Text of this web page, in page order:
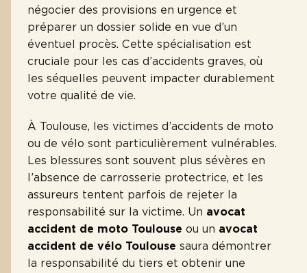
négocier des provisions en urgence et
préparer un dossier solide en vue d’un
éventuel procès. Cette spécialisation est
cruciale pour les cas d’accidents graves, où
les séquelles peuvent impacter durablement
votre qualité de vie.
À Toulouse, les victimes d’accidents de moto
ou de vélo sont particulièrement vulnérables.
Les blessures sont souvent plus sévères en
l’absence de carrosserie protectrice, et les
assureurs tentent parfois de rejeter la
responsabilité sur la victime. Un avocat
accident de moto Toulouse ou un avocat
accident de vélo Toulouse saura démontrer
la responsabilité du tiers et obtenir une